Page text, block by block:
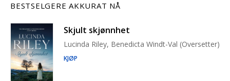
BESTSELGERE AKKURAT NÅ
Skjult skjønnhet
Lucinda Riley, Benedicta Windt-Val (Oversetter)
KJØP